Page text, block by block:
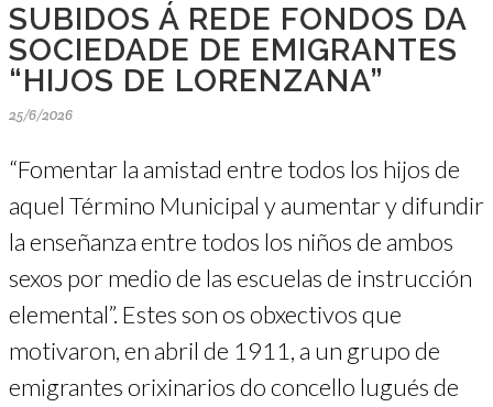
SUBIDOS Á REDE FONDOS DA
SOCIEDADE DE EMIGRANTES
“HIJOS DE LORENZANA”
25/6/2026
“Fomentar la amistad entre todos los hijos de
aquel Término Municipal y aumentar y difundir
la enseñanza entre todos los niños de ambos
sexos por medio de las escuelas de instrucción
elemental”. Estes son os obxectivos que
motivaron, en abril de 1911, a un grupo de
emigrantes orixinarios do concello lugués de